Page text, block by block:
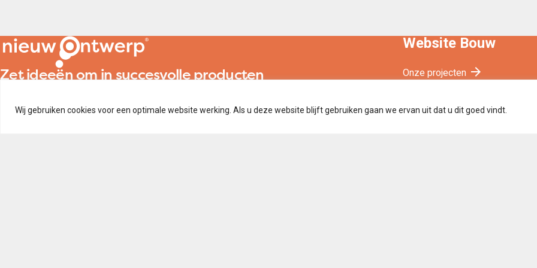
Wij gebruiken cookies voor een optimale website werking. Als u deze website blijft gebruiken gaan we ervan uit dat u dit goed vindt.
Zet ideeën om in succesvolle producten
Website Bouw
Onze projecten arrow_forward
Technisch realiserenarrow_forward